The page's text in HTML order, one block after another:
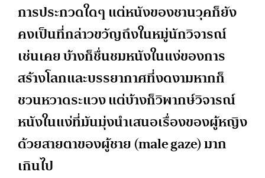
การประกวดใดๆ แต่หนังของชานวุคก็ยัง
คงเป็นที่กล่าวขวัญถึงในหมู่นักวิจารณ์
เช่นเคย บ้างก็ชื่นชมหนังในแง่ของการ
สร้างโลกและบรรยากาศที่งดงามหากก็
ชวนหวาดระแวง แต่บ้างก็วิพากษ์วิจารณ์
หนังในแง่ที่มันมุ่งนำเสนอเรื่องของผู้หญิง
ด้วยสายตาของผู้ชาย (male gaze) มาก
เกินไป